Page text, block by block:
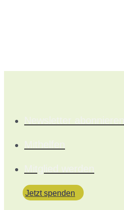
Newsletter abonnieren
Mithelfen
Mitglied werden
Jetzt spenden